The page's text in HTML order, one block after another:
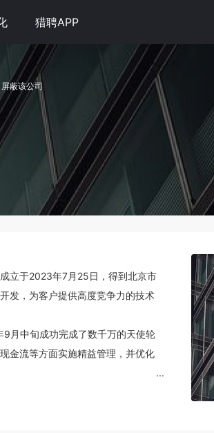
猎聘APP
屏蔽该公司
立于2023年7月25日，得到北京市
发，为客户提供高度竞争力的技术
月中旬成功完成了数千万的天使轮
金流等方面实施精益管理，并优化
力于成为客户信任和认可的合作伙
...